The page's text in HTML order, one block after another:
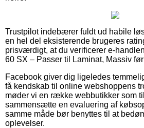
Trustpilot indebærer fuldt ud habile
en hel del eksisterende brugeres
prisværdigt, at du verificerer e-
60 SX – Passer til Laminat, Massiv
Facebook giver dig ligeledes
få kendskab til online webshoppens
møder vi en række webbutikker som
sammensætte en evaluering af
samme måde bør benyttes til at
oplevelser.